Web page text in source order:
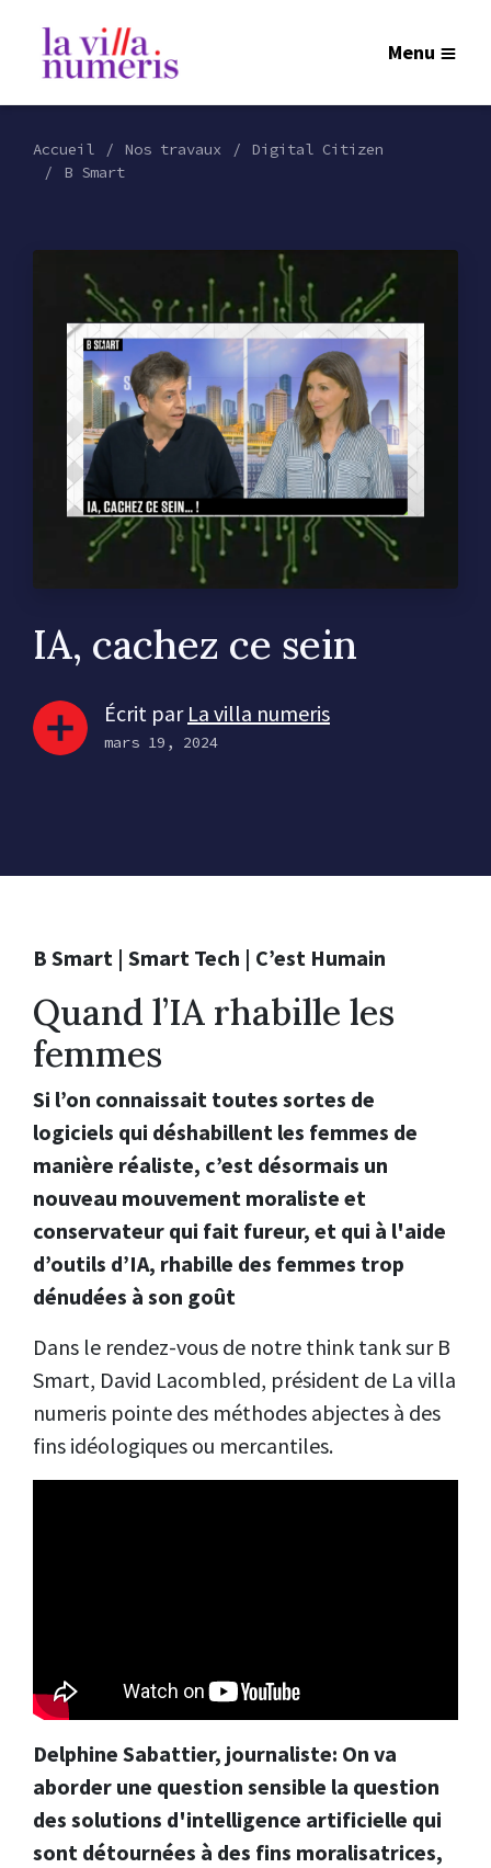
Menu
Accueil Nos travaux
Digital Citizen
B Smart
IA, cachez ce sein
Écrit par La villa numeris
mars 19, 2024
B Smart | Smart Tech | C’est Humain
Quand l’IA rhabille les
femmes
Si l’on connaissait toutes sortes de
logiciels qui déshabillent les femmes de
manière réaliste, c’est désormais un
nouveau mouvement moraliste et
conservateur qui fait fureur, et qui à l'aide
d’outils d’IA, rhabille des femmes trop
dénudées à son goût
Dans le rendez-vous de notre think tank sur B
Smart, David Lacombled, président de La villa
numeris pointe des méthodes abjectes à des
fins idéologiques ou mercantiles.
Delphine Sabattier, journaliste: On va
aborder une question sensible la question
des solutions d'intelligence artificielle qui
sont détournées à des fins moralisatrices,